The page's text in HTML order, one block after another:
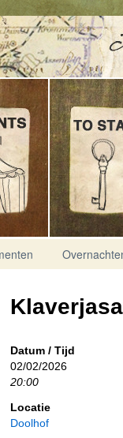
Datum / Tijd
02/02/2026
20:00
Locatie
Doolhof